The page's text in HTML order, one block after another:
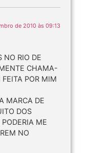
de 2010 às 09:13
NO RIO DE
CHAMA-
POR MIM
MARCA DE
DOS
ME
NO